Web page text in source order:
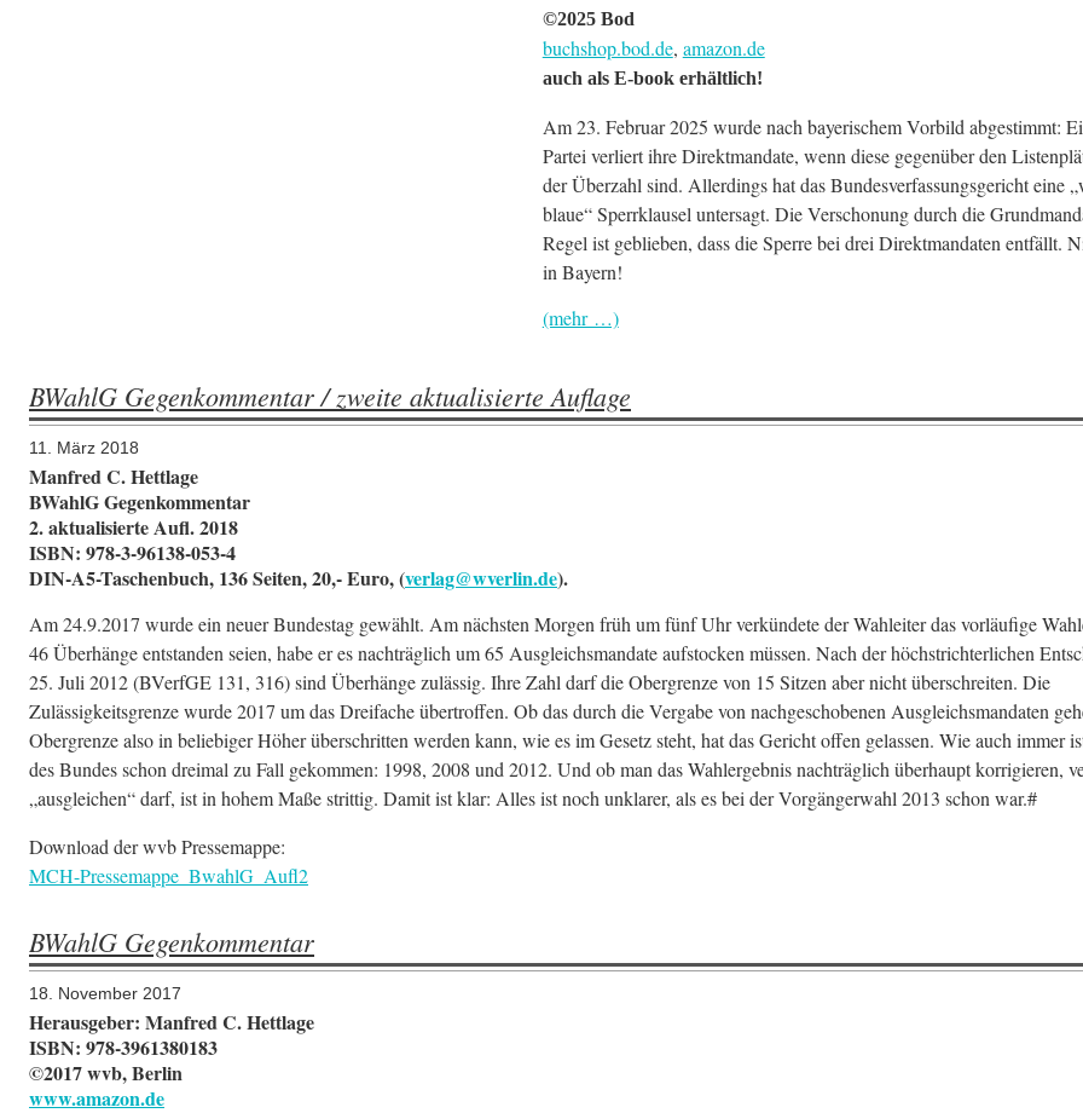
©2025 Bod
buchshop.bod.de, amazon.de
auch als E-book erhältlich!
Am 23. Februar 2025 wurde nach bayerischem Vorbild abgestimmt:
Partei verliert ihre Direktmandate, wenn diese gegenüber den
der Überzahl sind. Allerdings hat das Bundesverfassungsgericht eine
blaue“ Sperr­klausel untersagt. Die Ver­schonung durch die
Regel ist geblieben, dass die Sperre bei drei Direktmandaten entfällt.
in Bayern!
(mehr …)
BWahlG Gegenkommentar / zweite aktualisierte Auflage
11. März 2018
Manfred C. Hettlage
BWahlG Gegenkommentar
2. aktualisierte Aufl. 2018
ISBN: 978-3-96138-053-4
DIN-A5-Taschenbuch, 136 Seiten, 20,- Euro, (verlag@wverlin.de).
Am 24.9.2017 wurde ein neuer Bundestag gewählt. Am nächsten Morgen früh um fünf Uhr verkündete der Wahleiter das vorläufige
46 Überhänge entstanden seien, habe er es nachträglich um 65 Ausgleichsmandate aufstocken müssen. Nach der höchstrichterlichen
25. Juli 2012 (BVerfGE 131, 316) sind Überhänge zulässig. Ihre Zahl darf die Obergrenze von 15 Sitzen aber nicht überschreiten. Die
Zulässigkeitsgrenze wurde 2017 um das Dreifache übertroffen. Ob das durch die Vergabe von nachgeschobenen Ausgleichsmandaten
Obergrenze also in beliebiger Höher überschritten werden kann, wie es im Gesetz steht, hat das Gericht offen gelassen. Wie auch immer
des Bundes schon dreimal zu Fall gekommen: 1998, 2008 und 2012. Und ob man das Wahlergebnis nachträglich überhaupt korrigieren,
„ausgleichen“ darf, ist in hohem Maße strittig. Damit ist klar: Alles ist noch unklarer, als es bei der Vorgängerwahl 2013 schon war.#
Download der wvb Pressemappe:
MCH-Pressemappe_BwahlG_Aufl2
BWahlG Gegenkommentar
18. November 2017
Herausgeber: Manfred C. Hettlage
ISBN: 978-3961380183
©2017 wvb, Berlin
www.amazon.de